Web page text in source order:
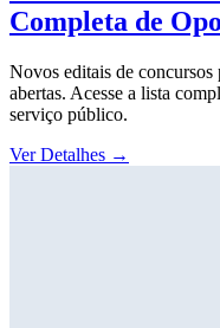
Completa de
Novos editais de
abertas. Acesse a lista
serviço público.
Ver Detalhes →